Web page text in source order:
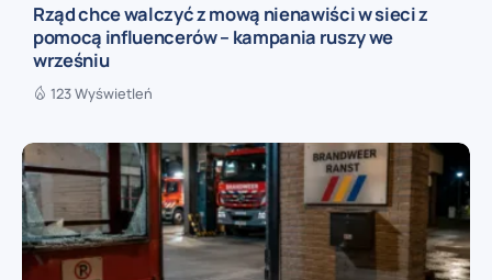
Rząd chce walczyć z mową nienawiści w sieci z
pomocą influencerów – kampania ruszy we
wrześniu
123 Wyświetleń